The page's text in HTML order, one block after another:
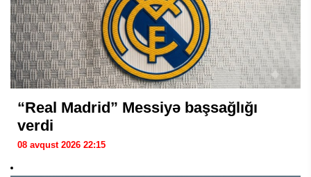
“Real Madrid” Messiyə başsağlığı
verdi
08 avqust 2026 22:15